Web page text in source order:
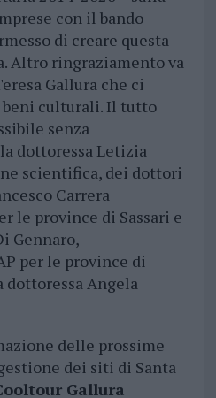
con il bando
di creare questa
Altro ringraziamento va
Gallura che ci
culturali. Il tutto
senza
dottoressa Letizia
scientifica, dei dottori
Carrera
le province di Sassari e
Gennaro,
per le province di
dottoressa Angela
delle prossime
dei siti di Santa
Gallura